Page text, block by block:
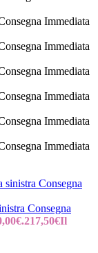
Consegna
217,50€Il